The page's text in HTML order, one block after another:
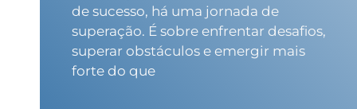
de sucesso, há uma jornada de
superação. É sobre enfrentar desafios,
superar obstáculos e emergir mais
forte do que